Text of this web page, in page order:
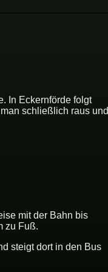
In Eckernförde folgt
schließlich raus und
mit der Bahn bis
zu Fuß.
steigt dort in den Bus